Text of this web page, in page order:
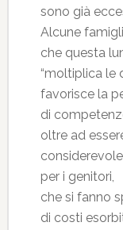
sono già
Alcune
che questa
“moltiplica le
favorisce la
di
oltre ad
considerevole
per i genitori,
che si fanno
di costi